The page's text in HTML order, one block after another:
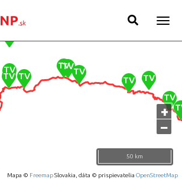
+
−
50 km
Mapa © FreemapSlovakia, dáta © prispievatelia OpenStreetMap